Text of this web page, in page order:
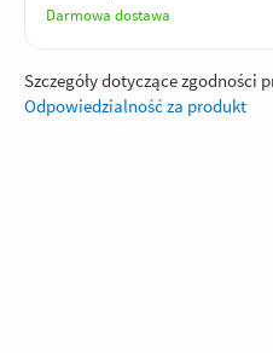
Darmowa dostawa
Szczegóły dotyczące zgodności
Odpowiedzialność za produkt